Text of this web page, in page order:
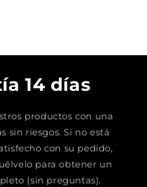
14 días
productos con una
sin riesgos. Si no está
con su pedido,
para obtener un
(sin preguntas).